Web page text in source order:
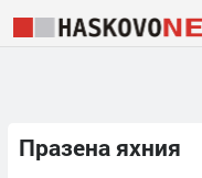
Празена яхния